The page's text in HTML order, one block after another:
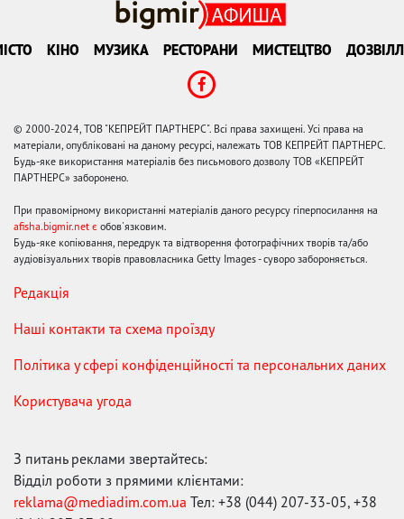
КІНО МУЗИКА РЕСТОРАНИ МИСТЕЦТВО
© 2000-2024, ТОВ "КЕПРЕЙТ ПАРТНЕРС". Всі права захищені. Усі права на
матеріали, опубліковані на даному ресурсі, належать ТОВ КЕПРЕЙТ ПАРТНЕРС.
Будь-яке використання матеріалів без письмового дозволу ТОВ «КЕПРЕЙТ
ПАРТНЕРС» заборонено.
При правомірному використанні матеріалів даного ресурсу гіперпосилання на
afisha.bigmir.net є обов'язковим.
Будь-яке копіювання, передрук та відтворення фотографічних творів та/або
аудіовізуальних творів правовласника Getty Images - суворо забороняється.
Редакція
Наші контакти та схема проїзду
Політика у сфері конфіденційності та персональних даних
Користувача угода
З питань реклами звертайтесь:
Відділ роботи з прямими клієнтами:
reklama@mediadim.com.ua Тел: +38 (044) 207-33-05, +38